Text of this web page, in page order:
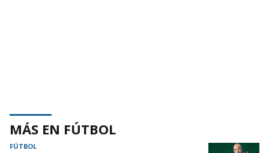
MÁS EN FÚTBOL
FÚTBOL